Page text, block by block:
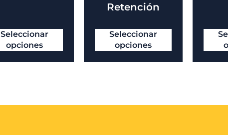
Seleccionar
opciones
Retención
Seleccionar
opciones